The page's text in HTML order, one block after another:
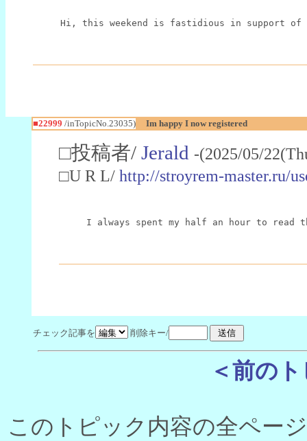
Hi, this weekend is fastidious in support of
■22999 /inTopicNo.23035) Im happy I now registered
□投稿者/ Jerald -(2025/05/
□U R L/ http://stroyrem-master.ru/
I always spent my half an hour to
チェック記事を 削除キー/
＜前の
このトピック内容の全ペー